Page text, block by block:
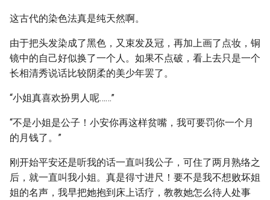
这古代的染色法真是纯天然啊。
由于把头发染成了黑色，又束发及冠，再加上画了点妆，铜
镜中的自己好似换了一个人。如果不点破，看上去只是一个
长相清秀说话比较阴柔的美少年罢了。
“小姐真喜欢扮男人呢……”
“不是小姐是公子！小安你再这样贫嘴，我可要罚你一个月
的月钱了。”
刚开始平安还是听我的话一直叫我公子，可住了两月熟络之
后，就一直叫我小姐。真是得寸进尺！要不是我不想败坏姐
姐的名声，我早把她抱到床上话疗，教教她怎么待人处事